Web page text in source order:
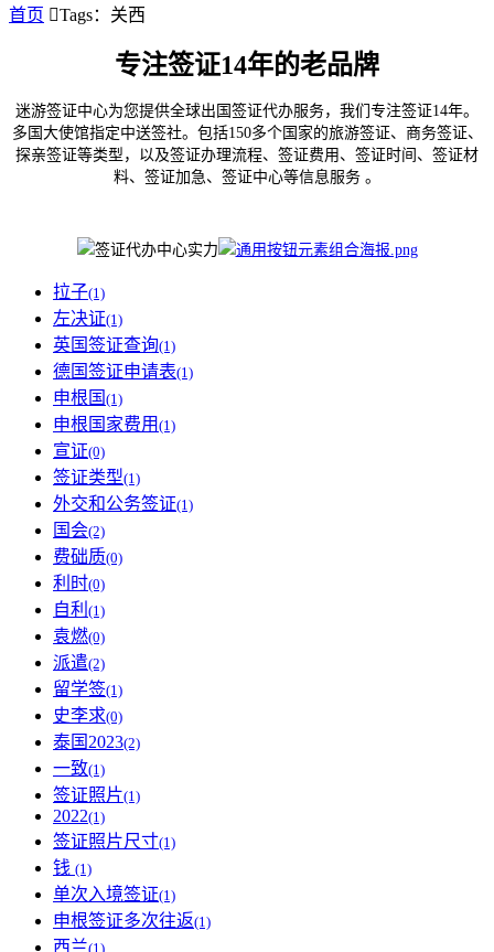
首页 Tags：关西
专注签证14年的老品牌
迷游签证中心为您提供全球出国签证代办服务，我们专注签证14年。
多国大使馆指定中送签社。包括150多个国家的旅游签证、商务签证、
探亲签证等类型，以及签证办理流程、签证费用、签证时间、签证材
料、签证加急、签证中心等信息服务 。
拉子(1)
左决证(1)
英国签证查询(1)
德国签证申请表(1)
申根国 (1)
申根国家费用 (1)
宣证(0)
签证类型(1)
外交和公务签证(1)
国会(2)
费础质(0)
利时(0)
自利 (1)
袁燃(0)
派遣(2)
留学签(1)
史李求(0)
泰国2023(2)
一致(1)
签证照片(1)
2022(1)
签证照片尺寸(1)
钱 (1)
单次入境签证(1)
申根签证多次往返(1)
西兰(1)